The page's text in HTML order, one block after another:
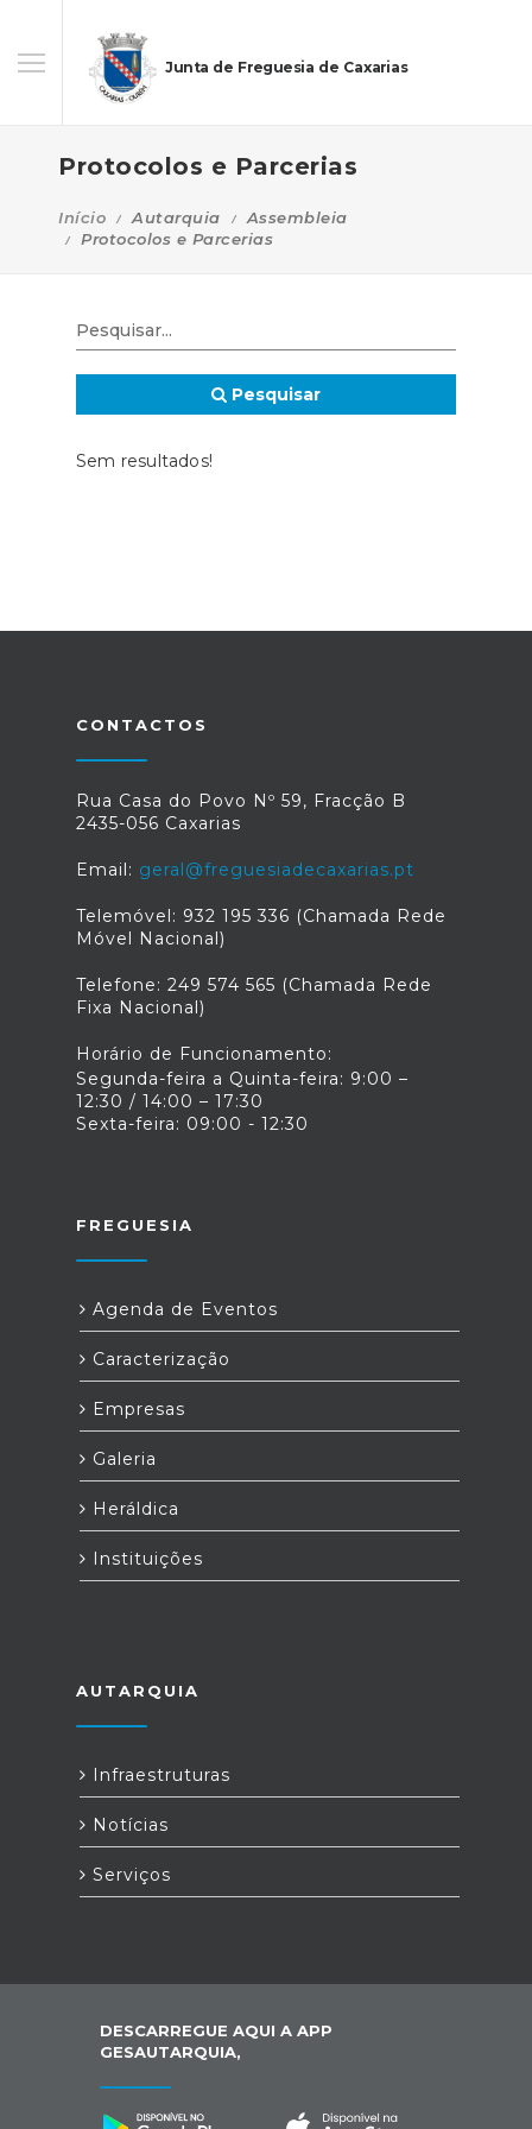
Junta de Freguesia de Caxarias
Protocolos e Parcerias
Início Autarquia
Assembleia
Protocolos e Parcerias
Pesquisar
Sem resultados!
CONTACTOS
Rua Casa do Povo Nº 59, Fracção B
2435-056 Caxarias
Email: geral@freguesiadecaxarias.pt
Telemóvel: 932 195 336 (Chamada Rede
Móvel Nacional)
Telefone: 249 574 565 (Chamada Rede
Fixa Nacional)
Horário de Funcionamento:
Segunda-feira a Quinta-feira: 9:00 –
12:30 / 14:00 – 17:30
Sexta-feira: 09:00 - 12:30
FREGUESIA
Agenda de Eventos
Caracterização
Empresas
Galeria
Heráldica
Instituições
AUTARQUIA
Infraestruturas
Notícias
Serviços
DESCARREGUE AQUI A APP
GESAUTARQUIA,